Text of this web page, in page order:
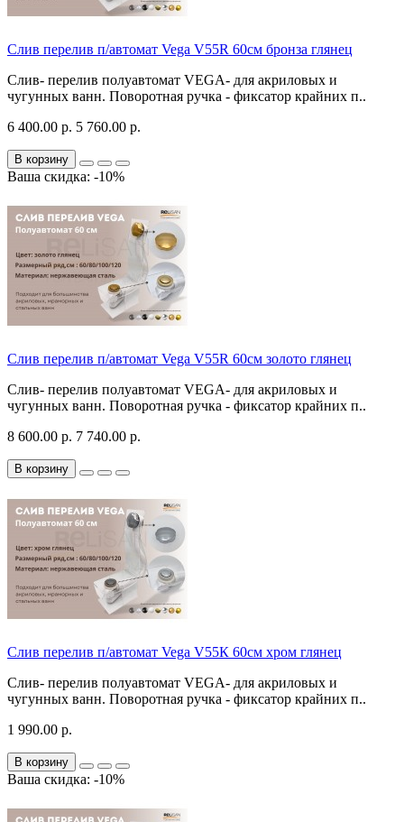
Слив перелив п/автомат Vega V55R 60см бронза глянец
Слив- перелив полуавтомат VEGA- для акриловых и
чугунных ванн. Поворотная ручка - фиксатор крайних п..
6 400.00 р. 5 760.00 р.
В корзину
Ваша скидка: -10%
Слив перелив п/автомат Vega V55R 60см золото глянец
Слив- перелив полуавтомат VEGA- для акриловых и
чугунных ванн. Поворотная ручка - фиксатор крайних п..
8 600.00 р. 7 740.00 р.
В корзину
Слив перелив п/автомат Vega V55К 60см хром глянец
Слив- перелив полуавтомат VEGA- для акриловых и
чугунных ванн. Поворотная ручка - фиксатор крайних п..
1 990.00 р.
В корзину
Ваша скидка: -10%